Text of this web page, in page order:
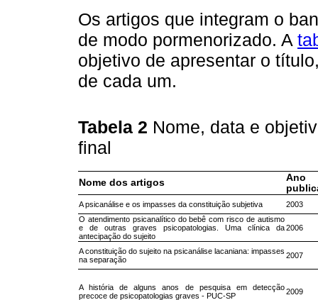
Os artigos que integram o
de modo pormenorizado. A
objetivo de apresentar o
de cada um.
Tabela 2 Nome, data e
final
Nome dos artigos
A psicanálise e os impasses da constituição subjetiva
2003
O atendimento psicanalítico do bebê com risco de autismo
e de outras graves psicopatologias. Uma clínica da
antecipação do sujeito
2006
A constituição do sujeito na psicanálise lacaniana: impasses
na separação
2007
A história de alguns anos de pesquisa em detecção
precoce de psicopatologias graves - PUC-SP
2009